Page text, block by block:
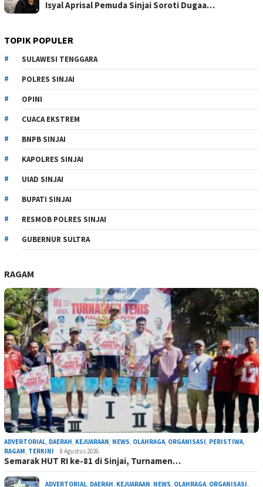
Isyal Aprisal Pemuda Sinjai Soroti Dugaa…
TOPIK POPULER
SULAWESI TENGGARA
POLRES SINJAI
OPINI
CUACA EKSTREM
BNPB SINJAI
KAPOLRES SINJAI
UIAD SINJAI
BUPATI SINJAI
RESMOB POLRES SINJAI
GUBERNUR SULTRA
RAGAM
ADVERTORIAL, DAERAH, KEJUARAAN, NEWS, OLAHRAGA, ORGANISASI, PERISTIWA,
RAGAM, TERKINI 8 Agustus 2026
Semarak HUT RI ke-81 di Sinjai, Turnamen…
ADVERTORIAL, DAERAH, KEJUARAAN, NEWS, OLAHRAGA, ORGANISASI,